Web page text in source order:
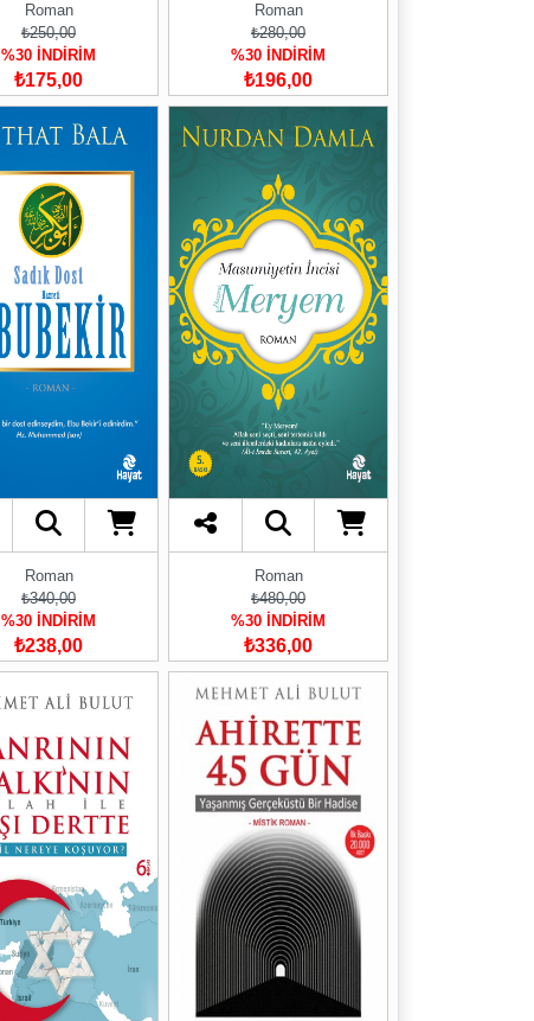
Roman
₺250,00
%30 İNDİRİM
₺175,00
Roman
₺280,00
%30 İNDİRİM
₺196,00
Roman
₺340,00
%30 İNDİRİM
₺238,00
Roman
₺480,00
%30 İNDİRİM
₺336,00